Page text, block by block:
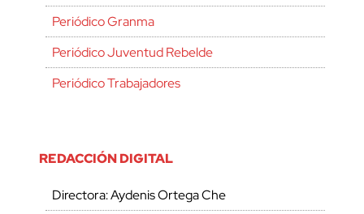
Periódico Granma
Periódico Juventud Rebelde
Periódico Trabajadores
REDACCIÓN DIGITAL
Directora: Aydenis Ortega Che